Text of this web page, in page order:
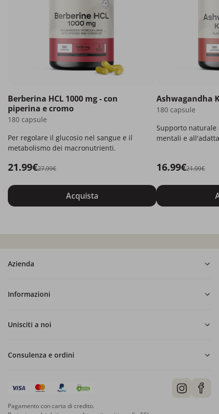
Berberina HCL 1000 mg - con
piperina e cromo
180 capsule
Per regolare il glucosio nel sangue e il
metabolismo dei macronutrienti.
21.99€27.99€
Acquista
Ashwagandha
180 capsule
Supporto naturale
mentali e
16.99€21.99€
Azienda
Informazioni
Unisciti a noi
Consulenza e ordini
Pagamento con carta di credito.